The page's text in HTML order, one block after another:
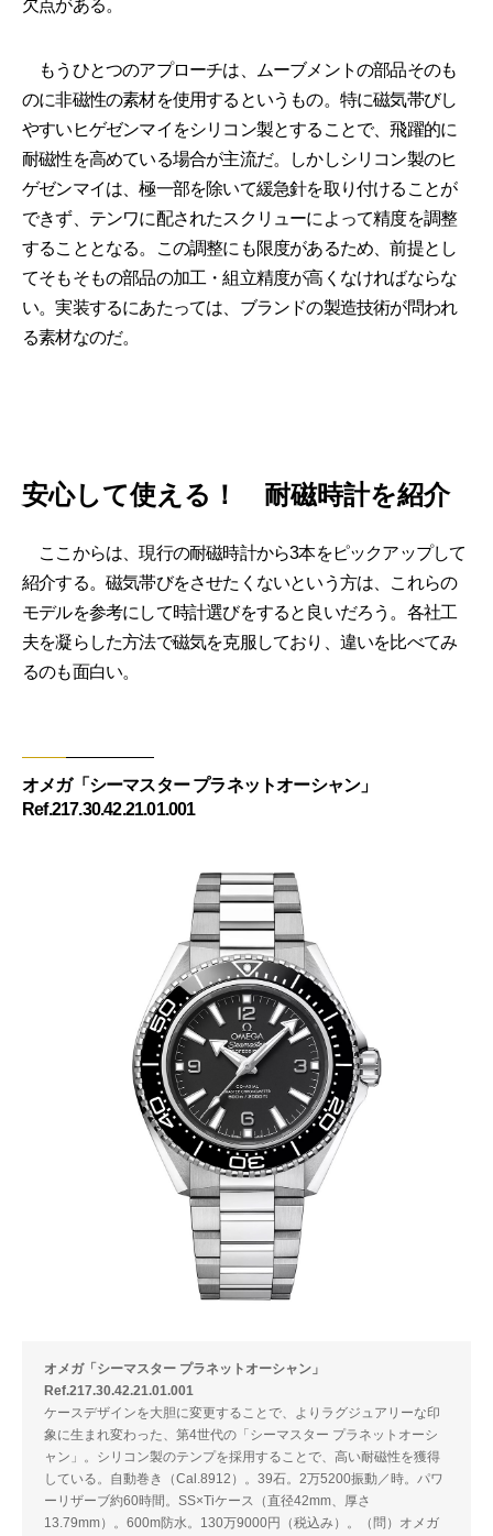
欠点がある。
もうひとつのアプローチは、ムーブメントの部品そのも
のに非磁性の素材を使用するというもの。特に磁気帯びし
やすいヒゲゼンマイをシリコン製とすることで、飛躍的に
耐磁性を高めている場合が主流だ。しかしシリコン製のヒ
ゲゼンマイは、極一部を除いて緩急針を取り付けることが
できず、テンワに配されたスクリューによって精度を調整
することとなる。この調整にも限度があるため、前提とし
てそもそもの部品の加工・組立精度が高くなければならな
い。実装するにあたっては、ブランドの製造技術が問われ
る素材なのだ。
安心して使える！ 耐磁時計を紹介
ここからは、現行の耐磁時計から3本をピックアップして
紹介する。磁気帯びをさせたくないという方は、これらの
モデルを参考にして時計選びをすると良いだろう。各社工
夫を凝らした方法で磁気を克服しており、違いを比べてみ
るのも面白い。
オメガ「シーマスター プラネットオーシャン」
Ref.217.30.42.21.01.001
オメガ「シーマスター プラネットオーシャン」
Ref.217.30.42.21.01.001
ケースデザインを大胆に変更することで、よりラグジュアリーな印
象に生まれ変わった、第4世代の「シーマスター プラネットオーシ
ャン」。シリコン製のテンプを採用することで、高い耐磁性を獲得
している。自動巻き（Cal.8912）。39石。2万5200振動／時。パワ
ーリザーブ約60時間。SS×Tiケース（直径42mm、厚さ
13.79mm）。600m防水。130万9000円（税込み）。（問）オメガ